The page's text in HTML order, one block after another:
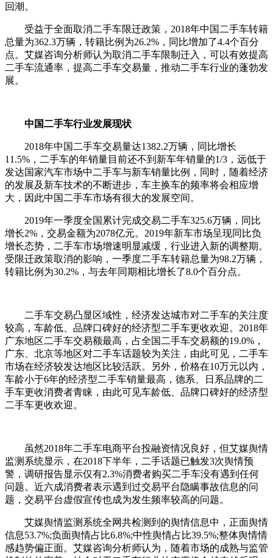
回潮。
受益于全面取消二手车限迁政策，2018年中国二手车转籍
总量为362.3万辆，转籍比例为26.2%，同比增加了4.4个百分
点。艾媒咨询分析师认为取消二手车限制迁入，可以有效提高
二手车流通率，提高二手车交易量，推动二手车行业的蓬勃发
展。
中国二手车行业发展现状
2018年中国二手车交易量达1382.2万辆，同比增长
11.5%，二手车的年销量目前还不到新车年销量的1/3，远低于
发达国家汽车市场中二手车与新车销量比例，同时，随着经济
的发展及新车技术的不断进步，车主换车的频率将会相应增
大，因此中国二手车市场有很大的发展空间。
2019年一季度全国累计完成交易二手车325.6万辆，同比
增长2%，交易金额为2078亿元。2019年新车市场呈现同比负
增长态势，二手车市场增速明显减缓，行业进入新的调整期。
受限迁政策取消的影响，一季度二手车转籍总量为98.2万辆，
转籍比例为30.2%，与去年同期相比增长了8.0个百分点。
二手车交易凸显区域性，经济发达城市对二手车的关注度
较高，车龄低、品牌口碑好的经济型二手车更收欢迎。2018年
广东地区二手车交易额最高，占全国二手车交易额的19.0%，
广东、北京等地区对二手车话题较为关注，由此可见，二手车
市场在经济较发达地区比较活跃。另外，价格在10万元以内，
车龄小于6年的经济型二手车销量最高，德系、日系品牌的二
手车更收消费者青睐，由此可见车龄低、品牌口碑好的经济型
二手车更收欢迎。
虽然2018年二手车电商平台投融资情况良好，但艾媒舆情
监测系统显示，在2018下半年，二手话题已触发3次舆情预
警，调研报告显示仅有2.3%消费者购买二手车没有遇到任何
问题。近六成消费者表示遇到过交易平台隐瞒事故信息的问
题，交易平台虚假宣传也成为发生频率较高的问题。
艾媒舆情监测系统全网共检测到的舆情信息中，正面舆情
信息53.7%;负面舆情占比6.8%;中性舆情占比39.5%;整体舆情情
感趋势偏正面。艾媒咨询分析师认为，随着市场的成熟与监管